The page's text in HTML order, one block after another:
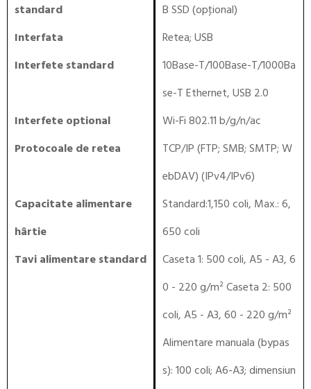
standard
B SSD (opţional)
Interfata
Retea;USB
Interfete standard
10Base-T/100Base-T/1000Ba
se-T Ethernet, USB 2.0
Interfete optional
Wi-Fi 802.11 b/g/n/ac
Protocoale de retea
TCP/IP (FTP; SMB; SMTP; W
ebDAV) (IPv4/IPv6)
Capacitate alimentare
hârtie
Standard:1,150 coli, Max.: 6,
650 coli
Tavi alimentare standard
Caseta 1: 500 coli, A5 - A3, 6
0 - 220 g/m² Caseta 2: 500
coli, A5 - A3, 60 - 220 g/m²
Alimentare manuala (bypas
s): 100 coli; A6-A3; dimensiun